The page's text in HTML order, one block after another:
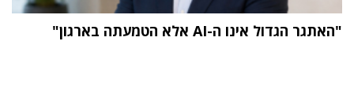
"האתגר הגדול אינו ה-AI אלא הטמעתה בארגון"